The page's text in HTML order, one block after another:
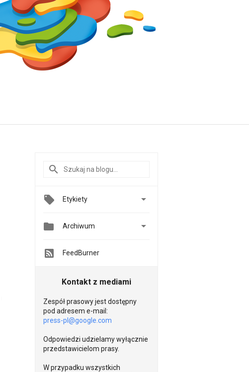
Etykiety 
 Archiwum 
FeedBurner
Kontakt z mediami
Zespół prasowy jest dostępny
pod adresem e-mail:
press-pl@google.com
Odpowiedzi udzielamy wyłącznie
przedstawicielom prasy.
W przypadku wszystkich